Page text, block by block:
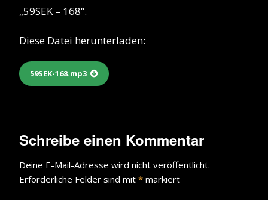
„59SEK – 168“.
Diese Datei herunterladen:
59SEK-168.mp3
Schreibe einen Kommentar
Deine E-Mail-Adresse wird nicht veröffentlicht.
Erforderliche Felder sind mit * markiert